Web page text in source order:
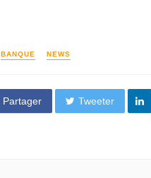
BANQUE NEWS
Partager Tweeter